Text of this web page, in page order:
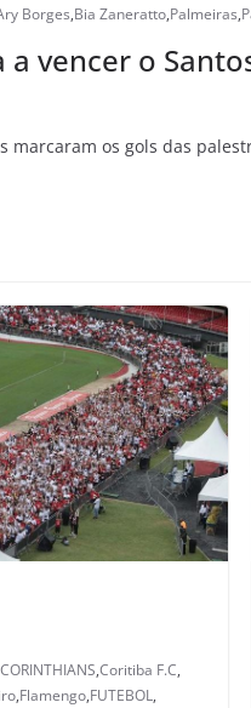
Borges,Bia Zaneratto,Palmeiras,
a vencer o
marcaram os gols das
CORINTHIANS,Coritiba F.C,
,Flamengo,FUTEBOL,